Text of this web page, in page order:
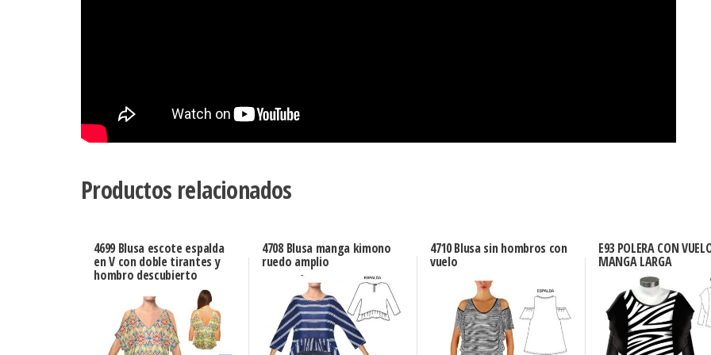
Productos relacionados
4699 Blusa escote espalda
en V con doble tirantes y
hombro descubierto
4708 Blusa manga kimono
ruedo amplio
4710 Blusa sin hombros con
vuelo
E93 POLERA CON
MANGA LARGA